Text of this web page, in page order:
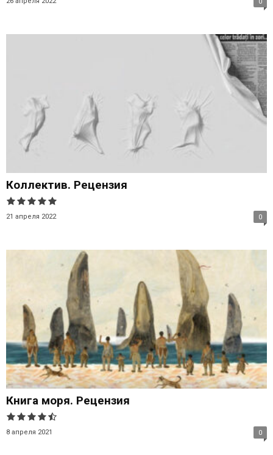
Коллектив. Рецензия
21 апреля 2022 0
Книга моря. Рецензия
8 апреля 2021 0